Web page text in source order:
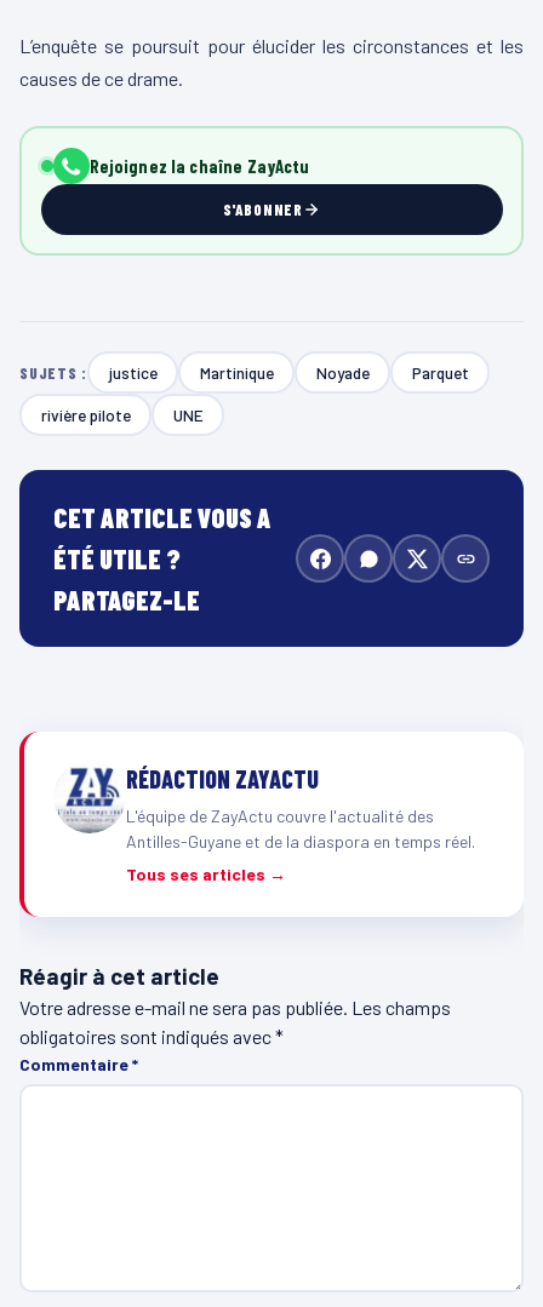
L’enquête se poursuit pour élucider les circonstances et les
causes de ce drame.
Rejoignez la chaîne ZayActu
S'ABONNER
SUJETS : justice Martinique Noyade Parquet
rivière pilote UNE
CET ARTICLE VOUS A
ÉTÉ UTILE ?
PARTAGEZ-LE
RÉDACTION ZAYACTU
L'équipe de ZayActu couvre l'actualité des
Antilles-Guyane et de la diaspora en temps réel.
Tous ses articles →
Réagir à cet article
Votre adresse e-mail ne sera pas publiée. Les champs
obligatoires sont indiqués avec*
Commentaire*